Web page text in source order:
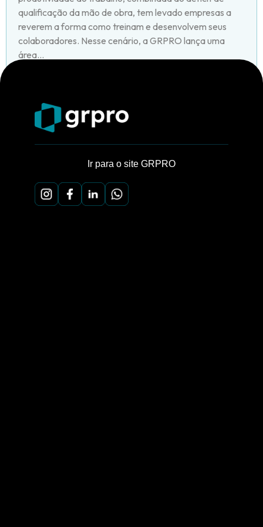
qualificação da mão de obra, tem levado empresas a
reverem a forma como treinam e desenvolvem seus
colaboradores. Nesse cenário, a GRPRO lança uma
área...
Ir para o site GRPRO